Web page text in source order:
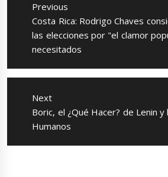
entradas
Previous
Previous
post:
Costa Rica: Rodrigo Chaves
las elecciones por "el clamor
necesitados
Next
Next
post:
Boric, el ¿Qué Hacer? de Lenin
Humanos